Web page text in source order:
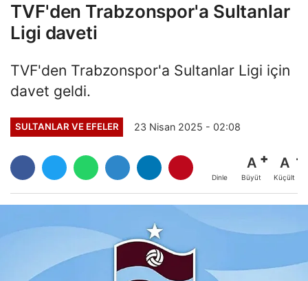
TVF'den Trabzonspor'a Sultanlar
Ligi daveti
TVF'den Trabzonspor'a Sultanlar Ligi için
davet geldi.
SULTANLAR VE EFELER 23 Nisan 2025 - 02:08
Dinle
A
Büyüt
A
Küçült